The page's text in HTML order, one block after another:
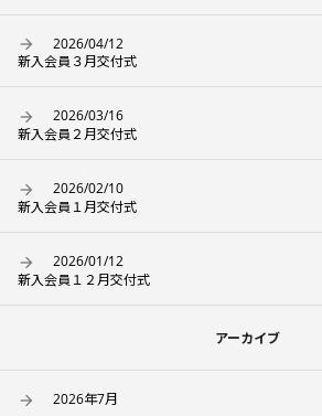
2026/04/12
新入会員３月交付式
2026/03/16
新入会員２月交付式
2026/02/10
新入会員１月交付式
2026/01/12
新入会員１２月交付式
アーカイブ
2026年7月